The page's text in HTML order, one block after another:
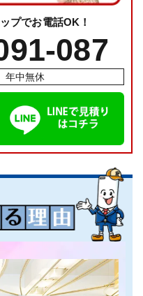
プでお電話OK！
087
年中無休